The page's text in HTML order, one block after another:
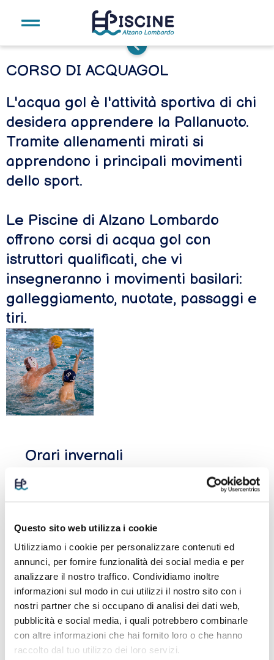
Questo sito web utilizza i cookie
Utilizziamo i cookie per personalizzare contenuti ed
annunci, per fornire funzionalità dei social media e per
analizzare il nostro traffico. Condividiamo inoltre
informazioni sul modo in cui utilizzi il nostro sito con i
nostri partner che si occupano di analisi dei dati web,
pubblicità e social media, i quali potrebbero combinarle
con altre informazioni che hai fornito loro o che hanno
raccolto dal tuo utilizzo dei loro servizi.
I Nostri Corsi
CORSO DI ACQUAGOL
L'acqua gol è l'attività sportiva di chi
desidera apprendere la Pallanuoto.
Tramite allenamenti mirati si
apprendono i principali movimenti
dello sport.
Le Piscine di Alzano Lombardo
offrono corsi di acqua gol con
istruttori qualificati, che vi
insegneranno i movimenti basilari:
galleggiamento, nuotate, passaggi e
tiri.
Orari invernali
Anno
2021/22
I corsi di acqua gol offerti dalle
Piscine di Alzano Lombardo
sono composti da lezioni della
durata di 45 minuti al mercoledì.
Scarica il volantino dei corsi
tramite il pulsante a fine pagina!